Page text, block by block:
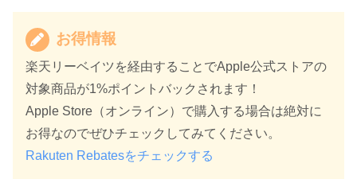
お得情報
楽天リーベイツを経由することでApple公式ストアの
対象商品が1%ポイントバックされます！
Apple Store（オンライン）で購入する場合は絶対に
お得なのでぜひチェックしてみてください。
Rakuten Rebatesをチェックする